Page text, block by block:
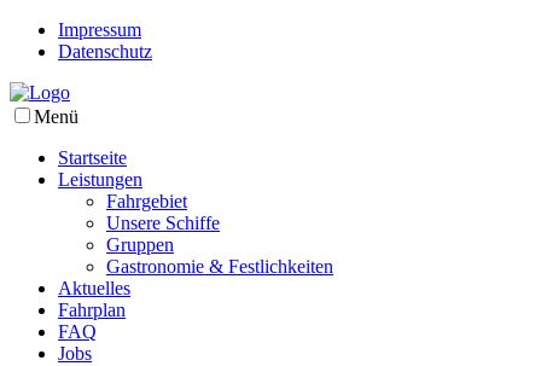
Impressum
Datenschutz
Menü
Startseite
Leistungen
Fahrgebiet
Unsere Schiffe
Gruppen
Gastronomie & Festlichkeiten
Aktuelles
Fahrplan
FAQ
Jobs